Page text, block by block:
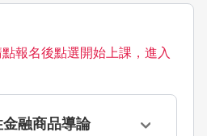
報名後點選開始上課，進入
融商品導論